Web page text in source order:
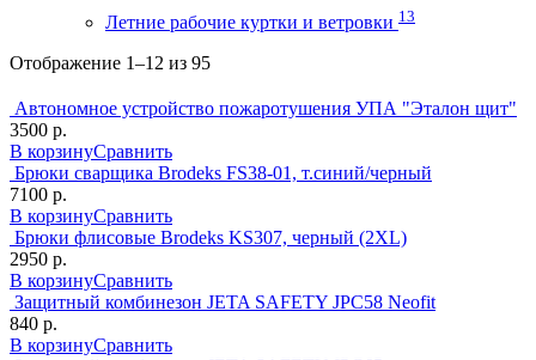
Летние рабочие куртки и ветровки 13
Отображение 1–12 из 95
Автономное устройство пожаротушения УПА "Эталон щит"
3500 р.
В корзинуСравнить
Брюки сварщика Brodeks FS38-01, т.синий/черный
7100 р.
В корзинуСравнить
Брюки флисовые Brodeks KS307, черный (2XL)
2950 р.
В корзинуСравнить
Защитный комбинезон JETA SAFETY JPC58 Neofit
840 р.
В корзинуСравнить